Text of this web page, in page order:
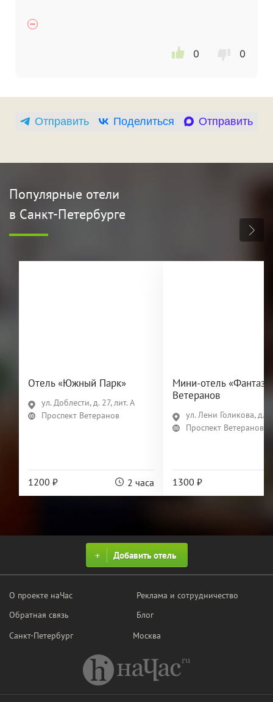
0 0
Отправить Поделиться Отправить
Популярные отели
в Санкт-Петербурге
Отель «Южный Парк»
ул. Доблести, д. 27, лит. А
Проспект Ветеранов
1200 ₽ 2 часа
Мини-отель
Ветеранов
ул. Лени Голикова, д.
Проспект Ветеранов
1300 ₽
Добавить отель
О проекте наЧас
Обратная связь
Реклама и сотрудничество
Блог
Санкт-Петербург
Москва